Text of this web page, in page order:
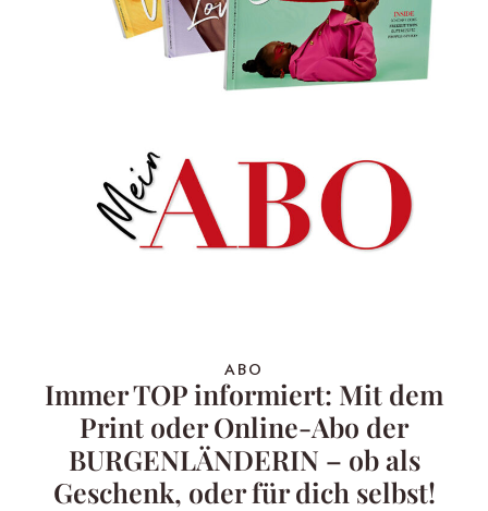
ABO
Immer TOP informiert: Mit dem
Print oder Online-Abo der
BURGENLÄNDERIN – ob als
Geschenk, oder für dich selbst!